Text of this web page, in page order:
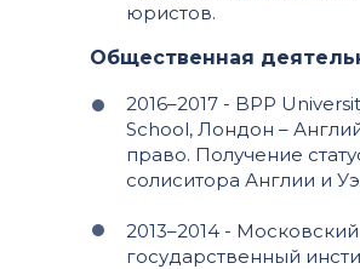
юристов.
Общественная
2016–2017 - BPP
School, Лондон –
право. Получение
солиситора Англии и
2013–2014 - Московский
государственный